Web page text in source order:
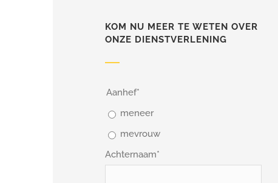
KOM NU MEER TE WETEN OVER
ONZE DIENSTVERLENING
Aanhef*
meneer
mevrouw
Achternaam*